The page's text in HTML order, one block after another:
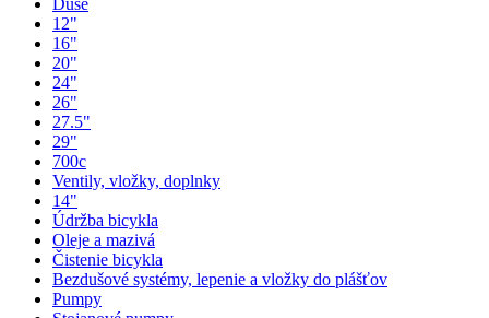
Duše
12"
16"
20"
24"
26"
27.5"
29"
700c
Ventily, vložky, doplnky
14"
Údržba bicykla
Oleje a mazivá
Čistenie bicykla
Bezdušové systémy, lepenie a vložky do plášťov
Pumpy